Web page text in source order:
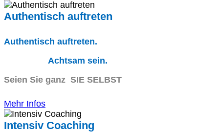
Authentisch auftreten
Authentisch auftreten.
Achtsam sein.
Seien Sie ganz SIE SELBST
Mehr Infos
Intensiv Coaching